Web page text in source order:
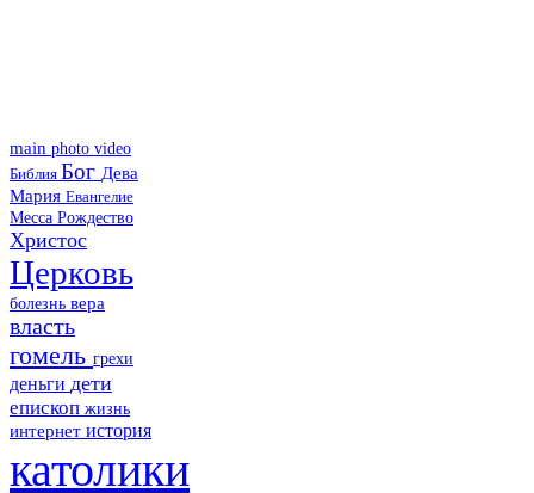
main photo video
Библия Бог Дева
Мария Евангелие
Месса Рождество
Христос
Церковь
болезнь вера
власть
гомель грехи
деньги дети
епископ жизнь
интернет история
католики